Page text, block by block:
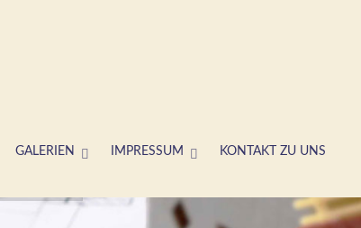
GALERIEN IMPRESSUM KONTAKT ZU UNS